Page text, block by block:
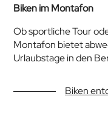
Biken im Montafon
Ob sportliche Tour
Montafon bietet
Urlaubstage in den
Biken